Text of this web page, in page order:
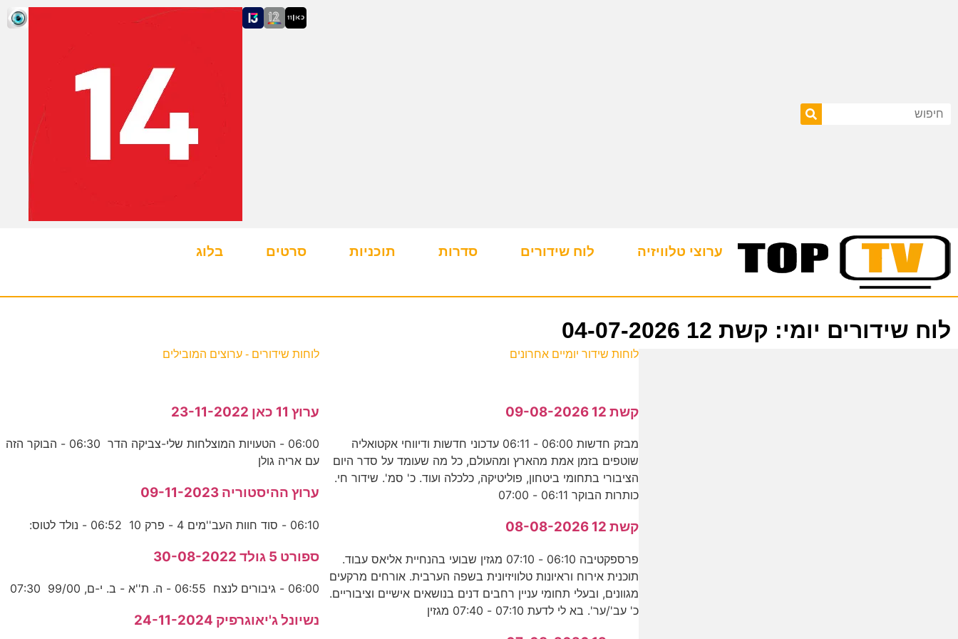
ערוצי טלוויזיה לוח שידורים סדרות תוכניות סרטים בלוג
לוח שידורים יומי: קשת 12 04-07-2026
לוחות שידור יומיים אחרונים
קשת 12 09-08-2026
מבזק חדשות 06:00 - 06:11 עדכוני חדשות ודיווחי אקטואליה
שוטפים בזמן אמת מהארץ ומהעולם, כל מה שעומד על סדר היום
הציבורי בתחומי ביטחון, פוליטיקה, כלכלה ועוד. כ' סמ'. שידור חי.
כותרות הבוקר 06:11 - 07:00
קשת 12 08-08-2026
פרספקטיבה 06:10 - 07:10 מגזין שבועי בהנחיית אליאס עבוד.
תוכנית אירוח וראיונות טלוויזיונית בשפה הערבית. אורחים מרקעים
מגוונים, ובעלי תחומי עניין רחבים דנים בנושאים אישיים וציבוריים.
כ' עב'/ער'. בא לי לדעת 07:10 - 07:40 מגזין
לוחות שידורים - ערוצים המובילים
ערוץ 11 כאן 23-11-2022
06:00 - הטעויות המוצלחות שלי-צביקה הדר 06:30 - הבוקר הזה
עם אריה גולן
ערוץ ההיסטוריה 09-11-2023
06:10 - סוד חוות העב''מים 4 - פרק 10 06:52 - נולד לטוס:
ספורט 5 גולד 30-08-2022
06:00 - גיבורים לנצח 06:55 - ה. ת''א - ב. י-ם, 99/00 07:30
נשיונל ג'יאוגרפיק 24-11-2024